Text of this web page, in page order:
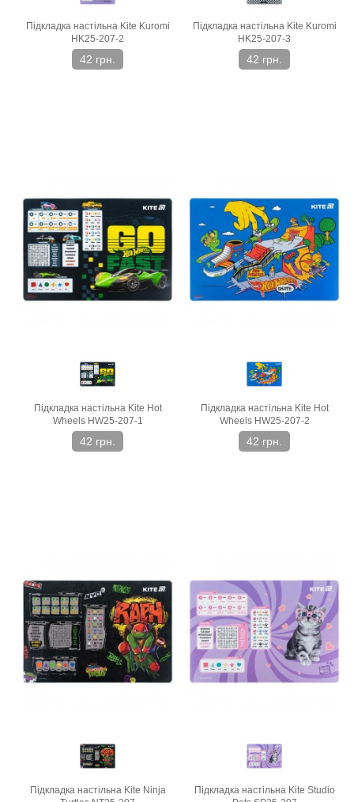
Підкладка настільна Kite Kuromi
HK25-207-2
42 грн.
Підкладка настільна Kite Kuromi
HK25-207-3
42 грн.
Підкладка настільна Kite Hot
Wheels HW25-207-1
42 грн.
Підкладка настільна Kite Hot
Wheels HW25-207-2
42 грн.
Підкладка настільна Kite Ninja
Підкладка настільна Kite Studio